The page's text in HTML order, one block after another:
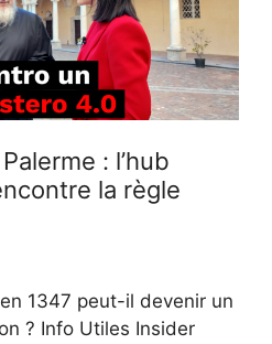
: l’hub
la règle
1347 peut-il devenir un
? Info Utiles Insider